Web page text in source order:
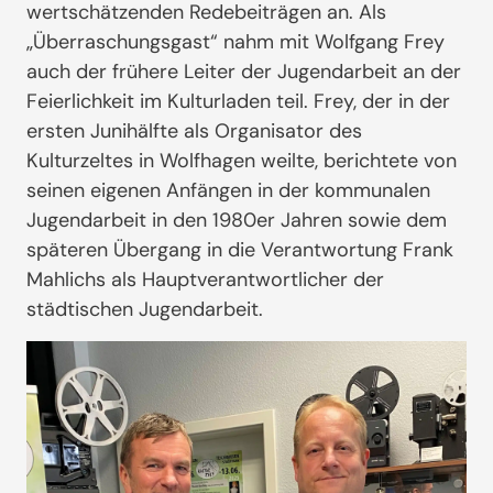
wertschätzenden Redebeiträgen an. Als
„Überraschungsgast“ nahm mit Wolfgang Frey
auch der frühere Leiter der Jugendarbeit an der
Feierlichkeit im Kulturladen teil. Frey, der in der
ersten Junihälfte als Organisator des
Kulturzeltes in Wolfhagen weilte, berichtete von
seinen eigenen Anfängen in der kommunalen
Jugendarbeit in den 1980er Jahren sowie dem
späteren Übergang in die Verantwortung Frank
Mahlichs als Hauptverantwortlicher der
städtischen Jugendarbeit.